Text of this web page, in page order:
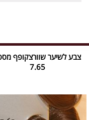
צבע לשיער שוורצקופף
7.65